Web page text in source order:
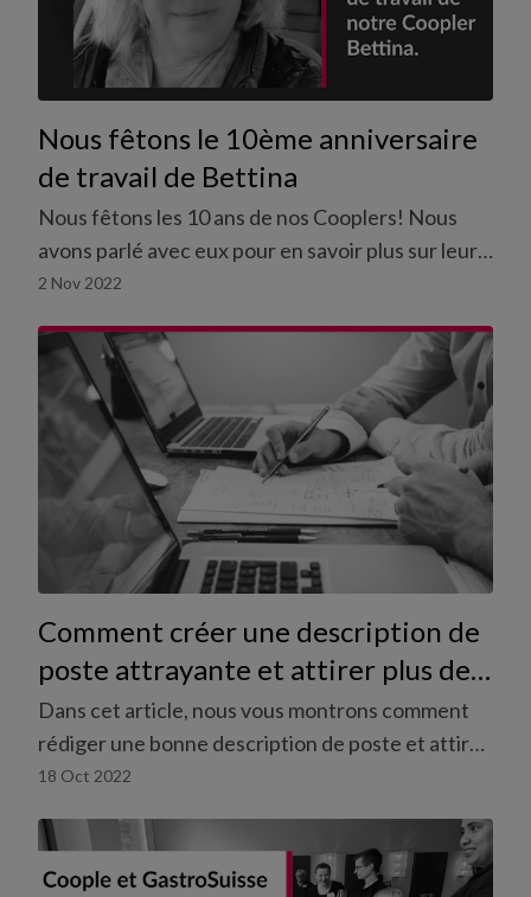
Nous fêtons le 10ème anniversaire
de travail de Bettina
Nous fêtons les 10 ans de nos Cooplers! Nous
avons parlé avec eux pour en savoir plus sur leurs
expériences avec le travail flexible.
2 Nov 2022
Comment créer une description de
poste attrayante et attirer plus de
candidats pour mes missions
Coople?
Dans cet article, nous vous montrons comment
rédiger une bonne description de poste et attirer
ainsi plus de candidats.
18 Oct 2022